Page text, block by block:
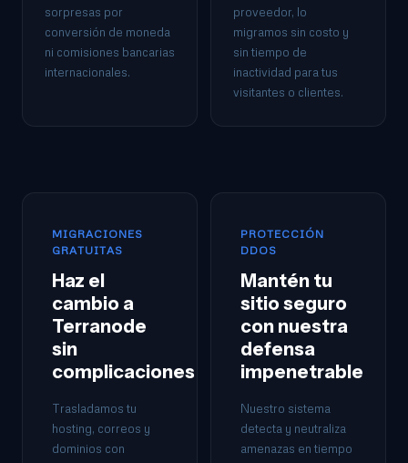
sorpresas por
conversión de moneda
ni comisiones bancarias
internacionales.
proveedor, lo
migramos sin costo y
sin tiempo de
inactividad para tus
visitantes o clientes.
MIGRACIONES
GRATUITAS
Haz el
cambio a
Terranode
sin
complicaciones
Trasladamos tu
hosting, correos y
dominios con
PROTECCIÓN
DDOS
Mantén tu
sitio seguro
con nuestra
defensa
impenetrable
Nuestro sistema
detecta y neutraliza
amenazas en tiempo